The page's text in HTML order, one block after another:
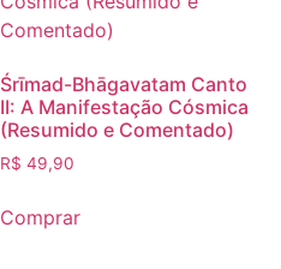
Śrīmad-Bhāgavatam Canto
II: A Manifestação Cósmica
(Resumido e Comentado)
R$ 49,90
Comprar